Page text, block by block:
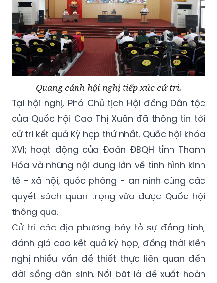
Quang cảnh hội nghị tiếp xúc cử tri.
Tại hội nghị, Phó Chủ tịch Hội đồng Dân tộc
của Quốc hội Cao Thị Xuân đã thông tin tới
cử tri kết quả Kỳ họp thứ nhất, Quốc hội khóa
XVI; hoạt động của Đoàn ĐBQH tỉnh Thanh
Hóa và những nội dung lớn về tình hình kinh
tế - xã hội, quốc phòng - an ninh cùng các
quyết sách quan trọng vừa được Quốc hội
thông qua.
Cử tri các địa phương bày tỏ sự đồng tình,
đánh giá cao kết quả kỳ họp, đồng thời kiến
nghị nhiều vấn đề thiết thực liên quan đến
đời sống dân sinh. Nổi bật là đề xuất hoàn